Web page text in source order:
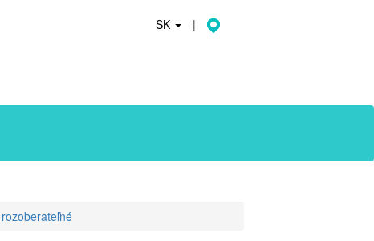
SK |